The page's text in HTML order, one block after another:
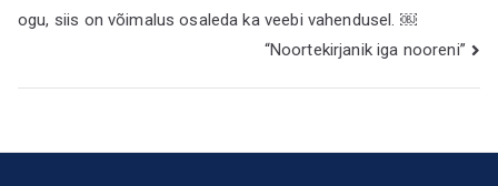
ogu, siis on võimalus osaleda ka veebi vahendusel. ￼
“Noortekirjanik iga nooreni”